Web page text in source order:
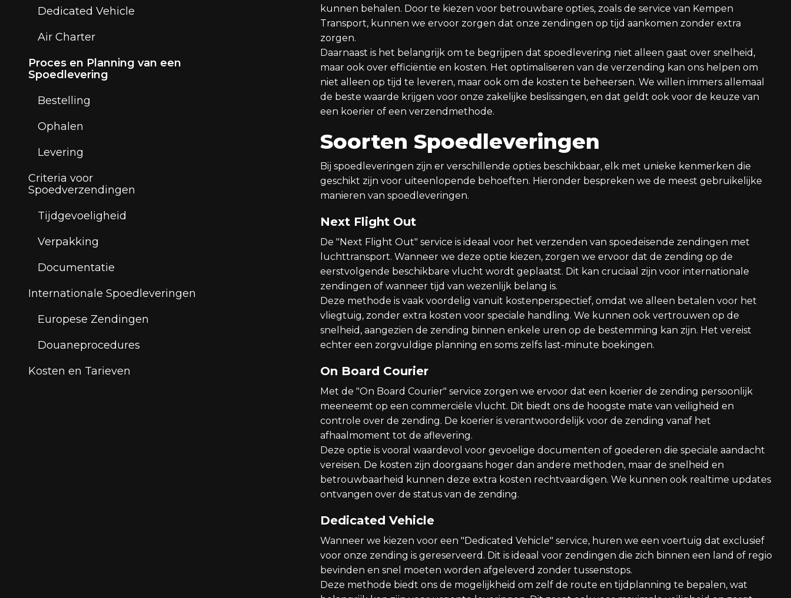
Dedicated Vehicle
Air Charter
Proces en Planning van een
Spoedlevering
Bestelling
Ophalen
Levering
Criteria voor
Spoedverzendingen
Tijdgevoeligheid
Verpakking
Documentatie
Internationale Spoedleveringen
Europese Zendingen
Douaneprocedures
Kosten en Tarieven
kunnen behalen. Door te kiezen voor betrouwbare opties, zoals de service van Kempen
Transport, kunnen we ervoor zorgen dat onze zendingen op tijd aankomen zonder extra
zorgen.
Daarnaast is het belangrijk om te begrijpen dat spoedlevering niet alleen gaat over snelheid,
maar ook over efficiëntie en kosten. Het optimaliseren van de verzending kan ons helpen om
niet alleen op tijd te leveren, maar ook om de kosten te beheersen. We willen immers allemaal
de beste waarde krijgen voor onze zakelijke beslissingen, en dat geldt ook voor de keuze van
een koerier of een verzendmethode.
Soorten Spoedleveringen
Bij spoedleveringen zijn er verschillende opties beschikbaar, elk met unieke kenmerken die
geschikt zijn voor uiteenlopende behoeften. Hieronder bespreken we de meest gebruikelijke
manieren van spoedleveringen.
Next Flight Out
De "Next Flight Out" service is ideaal voor het verzenden van spoedeisende zendingen met
luchttransport. Wanneer we deze optie kiezen, zorgen we ervoor dat de zending op de
eerstvolgende beschikbare vlucht wordt geplaatst. Dit kan cruciaal zijn voor internationale
zendingen of wanneer tijd van wezenlijk belang is.
Deze methode is vaak voordelig vanuit kostenperspectief, omdat we alleen betalen voor het
vliegtuig, zonder extra kosten voor speciale handling. We kunnen ook vertrouwen op de
snelheid, aangezien de zending binnen enkele uren op de bestemming kan zijn. Het vereist
echter een zorgvuldige planning en soms zelfs last-minute boekingen.
On Board Courier
Met de "On Board Courier" service zorgen we ervoor dat een koerier de zending persoonlijk
meeneemt op een commerciële vlucht. Dit biedt ons de hoogste mate van veiligheid en
controle over de zending. De koerier is verantwoordelijk voor de zending vanaf het
afhaalmoment tot de aflevering.
Deze optie is vooral waardevol voor gevoelige documenten of goederen die speciale aandacht
vereisen. De kosten zijn doorgaans hoger dan andere methoden, maar de snelheid en
betrouwbaarheid kunnen deze extra kosten rechtvaardigen. We kunnen ook realtime updates
ontvangen over de status van de zending.
Dedicated Vehicle
Wanneer we kiezen voor een "Dedicated Vehicle" service, huren we een voertuig dat exclusief
voor onze zending is gereserveerd. Dit is ideaal voor zendingen die zich binnen een land of regio
bevinden en snel moeten worden afgeleverd zonder tussenstops.
Deze methode biedt ons de mogelijkheid om zelf de route en tijdplanning te bepalen, wat